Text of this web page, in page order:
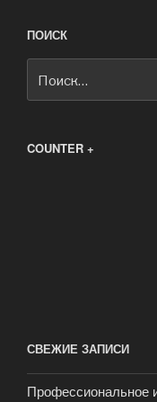
ПОИСК
COUNTER +
СВЕЖИЕ ЗАПИСИ
Профессиональное